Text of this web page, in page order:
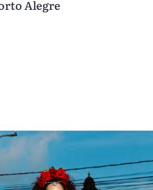
Alegre